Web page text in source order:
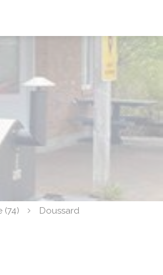
(74) Doussard